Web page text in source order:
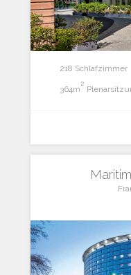
218 Schlafzimmer
364m
2